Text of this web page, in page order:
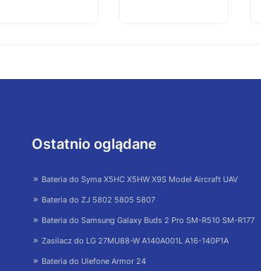
Ostatnio oglądane
Bateria do Syma X5HC X5HW X9S Model Aircraft UAV
Bateria do ZJ 5802 5805 5807
Bateria do Samsung Galaxy Buds 2 Pro SM-R510 SM-R177
Zasilacz do LG 27MU88-W A140A001L A16-140P1A
Bateria do Ulefone Armor 24